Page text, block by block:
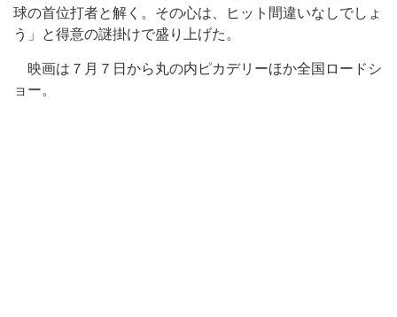
球の首位打者と解く。その心は、ヒット間違いなしでしょ
う」と得意の謎掛けで盛り上げた。
映画は７月７日から丸の内ピカデリーほか全国ロードシ
ョー。